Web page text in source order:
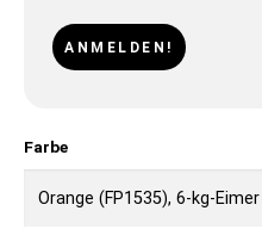
ANMELDEN!
Farbe